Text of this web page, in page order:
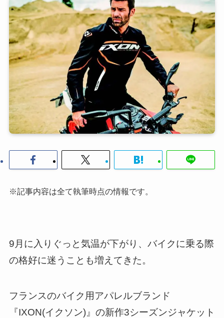
※記事内容は全て執筆時点の情報です。
9月に入りぐっと気温が下がり、バイクに乗る際
の格好に迷うことも増えてきた。
フランスのバイク用アパレルブランド
『IXON(イクソン)』の新作3シーズンジャケット